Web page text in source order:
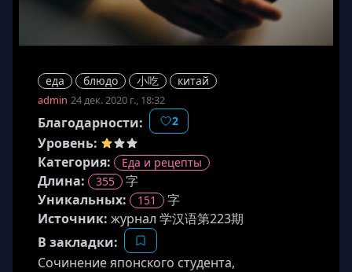
еда блюдо 小吃 китай
admin 24 дек. 2020 г., 18:32
Благодарности: 2
Уровень:
Категория:
Еда и рецепты
Длина: 355
字
Уникальных:
151
字
Источник: журнал 学汉语第223期
В закладки:
Сочинение японского студента,